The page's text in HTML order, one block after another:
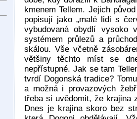
kmenem Tellem. Jejich
popisují jako „malé lidi s
vybudovaná obydlí vysoko
systémem průlezů a
skálou. Vše včetně
většiny těchto míst se
nepřístupné. Jak se tam
tvrdí Dogonská tradice?
a možná i provazových
třeba si uvědomit, že krajina
Dnes je krajina skoro bez